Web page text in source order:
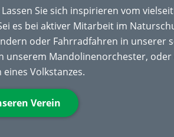
Sie sich inspirieren vom
es bei aktiver Mitarbeit im
oder Fahrradfahren in unserer
unserem Mandolinenorchester,
Volkstanzes.
Verein